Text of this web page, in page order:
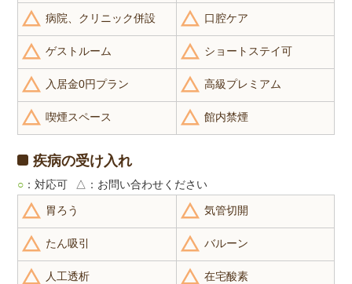
病院、クリニック併設 口腔ケア
ゲストルーム ショートステイ可
入居金0円プラン 高級プレミアム
喫煙スペース 館内禁煙
疾病の受け入れ
○ ：対応可 △ ：お問い合わせください
胃ろう 気管切開
たん吸引 バルーン
人工透析 在宅酸素